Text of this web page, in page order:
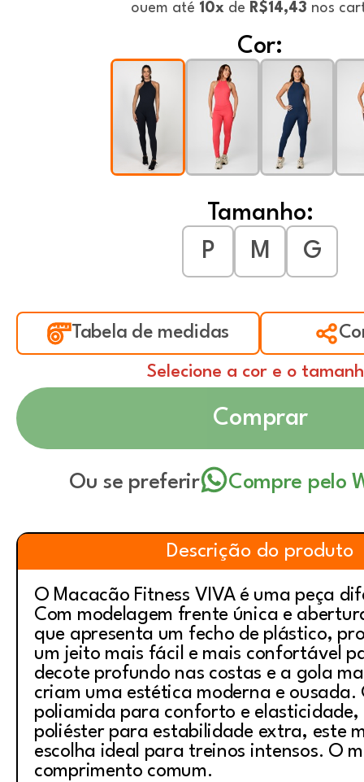
ouem até 10xde R$14,43 nos
Cor:
Tamanho:
P
M G
Tabela de medidas
Selecione a cor e o
Comprar
Ou se preferir Compre pelo
Descrição do produto
O Macacão Fitness VIVA é uma peça
Com modelagem frente única e
que apresenta um fecho de plástico,
um jeito mais fácil e mais confortável
decote profundo nas costas e a gola
criam uma estética moderna e ousada.
poliamida para conforto e elasticidade,
poliéster para estabilidade extra, este
escolha ideal para treinos intensos. O
comprimento comum.